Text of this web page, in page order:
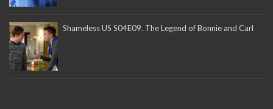
Shameless US S04E09. The Legend of Bonnie and Carl